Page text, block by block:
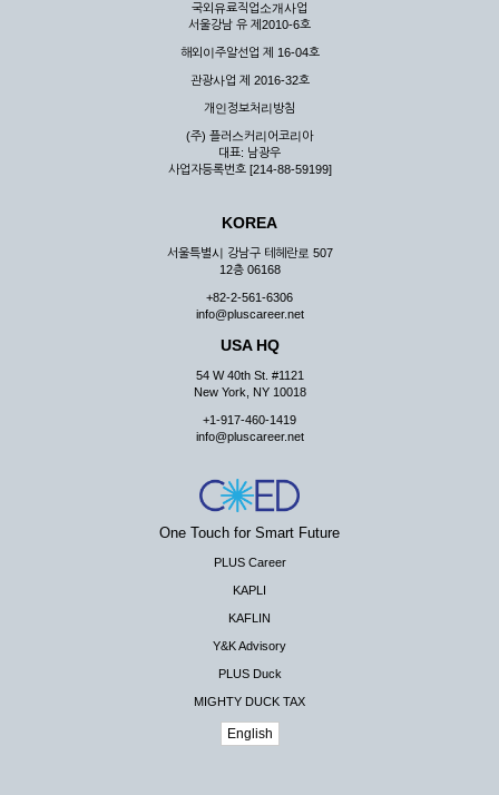
국외유료직업소개사업
서울강남 유 제2010-6호
해외이주알선업 제 16-04호
관광사업 제 2016-32호
개인정보처리방침
(주) 플러스커리어코리아
대표: 남광우
사업자등록번호 [214-88-59199]
KOREA
서울특별시 강남구 테헤란로 507
12층 06168
+82-2-561-6306
info@pluscareer.net
USA HQ
54 W 40th St. #1121
New York, NY 10018
+1-917-460-1419
info@pluscareer.net
One Touch for Smart Future
PLUS Career
KAPLI
KAFLIN
Y&K Advisory
PLUS Duck
MIGHTY DUCK TAX
English